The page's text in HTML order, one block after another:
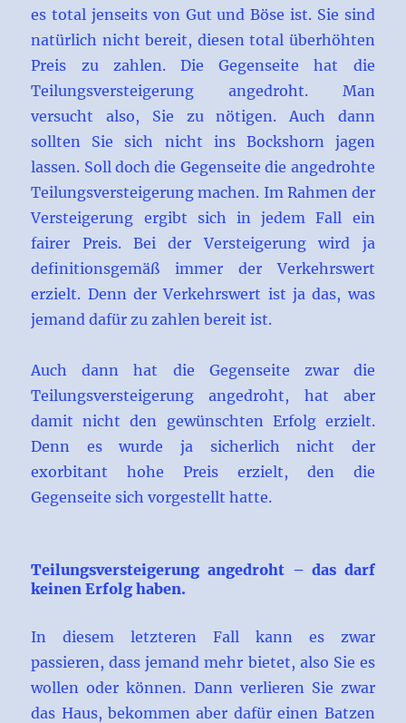
es total jenseits von Gut und Böse ist. Sie sind
natürlich nicht bereit, diesen total überhöhten
Preis zu zahlen. Die Gegenseite hat die
Teilungsversteigerung angedroht. Man
versucht also, Sie zu nötigen. Auch dann
sollten Sie sich nicht ins Bockshorn jagen
lassen. Soll doch die Gegenseite die angedrohte
Teilungsversteigerung machen. Im Rahmen der
Versteigerung ergibt sich in jedem Fall ein
fairer Preis. Bei der Versteigerung wird ja
definitionsgemäß immer der Verkehrswert
erzielt. Denn der Verkehrswert ist ja das, was
jemand dafür zu zahlen bereit ist.
Auch dann hat die Gegenseite zwar die
Teilungsversteigerung angedroht, hat aber
damit nicht den gewünschten Erfolg erzielt.
Denn es wurde ja sicherlich nicht der
exorbitant hohe Preis erzielt, den die
Gegenseite sich vorgestellt hatte.
Teilungsversteigerung angedroht – das darf
keinen Erfolg haben.
In diesem letzteren Fall kann es zwar
passieren, dass jemand mehr bietet, also Sie es
wollen oder können. Dann verlieren Sie zwar
das Haus, bekommen aber dafür einen Batzen